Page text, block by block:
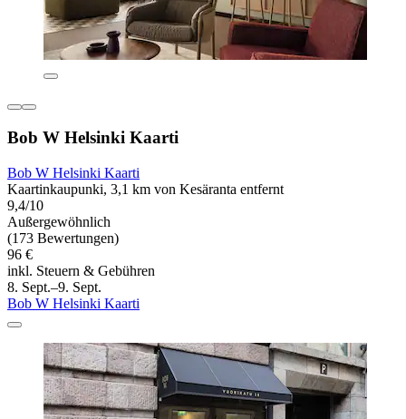
Bob W Helsinki Kaarti
Bob W Helsinki Kaarti
Kaartinkaupunki, 3,1 km von Kesäranta entfernt
9,4/10
Außergewöhnlich
(173 Bewertungen)
96 €
inkl. Steuern & Gebühren
8. Sept.–9. Sept.
Bob W Helsinki Kaarti